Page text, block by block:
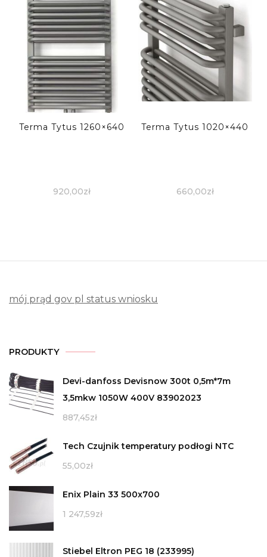
Terma Tytus 1260×640
920,00zł
Terma Tytus 1020×440
660,00zł
mój prąd gov pl status wniosku
PRODUKTY
Devi-danfoss Devisnow 300t 0,5m*7m
3,5mkw 1050W 400V 83902023
887,45zł
Tech Czujnik temperatury podłogi NTC
55,00zł
Enix Plain 33 500x700
1 247,59zł
Stiebel Eltron PEG 18 (233995)